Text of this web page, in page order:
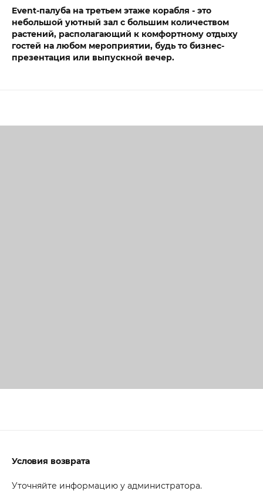
Event-палуба на третьем этаже корабля - это
небольшой уютный зал с большим количеством
растений, располагающий к комфортному отдыху
гостей на любом мероприятии, будь то бизнес-
презентация или выпускной вечер.
Условия возврата
Уточняйте информацию у администратора.